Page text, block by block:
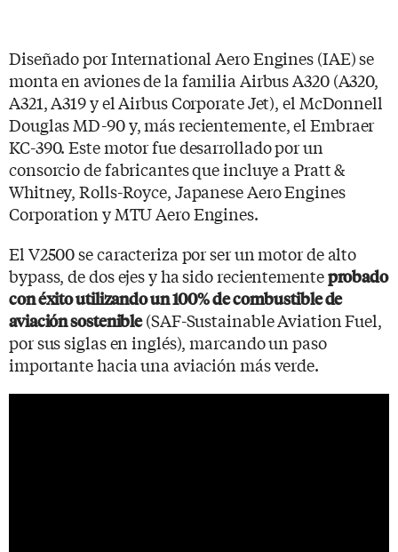
Diseñado por International Aero Engines (IAE) se
monta en aviones de la familia Airbus A320 (A320,
A321, A319 y el Airbus Corporate Jet), el McDonnell
Douglas MD-90 y, más recientemente, el Embraer
KC-390. Este motor fue desarrollado por un
consorcio de fabricantes que incluye a Pratt &
Whitney, Rolls-Royce, Japanese Aero Engines
Corporation y MTU Aero Engines.
El V2500 se caracteriza por ser un motor de alto
bypass, de dos ejes y ha sido recientementeprobado
con éxito utilizando un 100% de combustible de
aviación sostenible(SAF-Sustainable Aviation Fuel,
por sus siglas en inglés), marcando un paso
importante hacia una aviación más verde.